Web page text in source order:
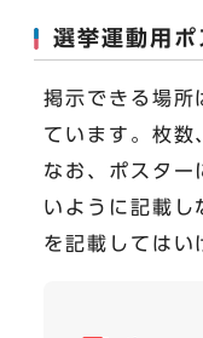
選挙運動用ポ
掲示できる場所
ています。枚数
なお、ポスター
いように記載し
を記載してはい